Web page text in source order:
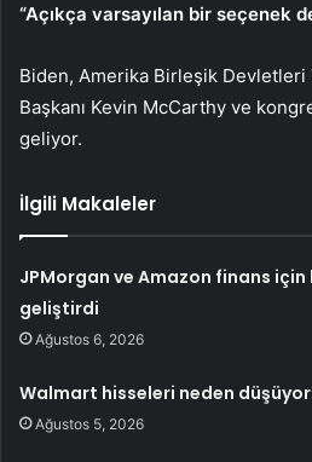
“Açıkça varsayılan bir seçenek
Biden, Amerika Birleşik
Başkanı Kevin McCarthy ve
geliyor.
İlgili Makaleler
JPMorgan ve Amazon finans
geliştirdi
Ağustos 6, 2026
Walmart hisseleri neden
Ağustos 5, 2026